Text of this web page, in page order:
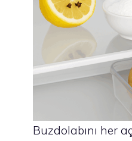
Buzdolabını her